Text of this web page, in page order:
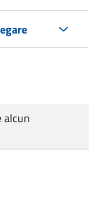
alcun